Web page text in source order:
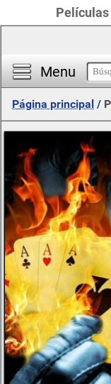
Menu
Página principal /